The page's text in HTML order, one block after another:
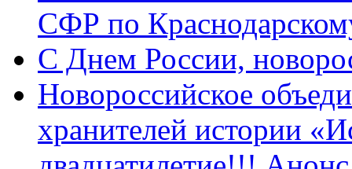
СФР по
C Днем России,
Новороссийское
хранителей истории